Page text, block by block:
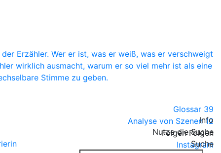
Glossar 39
Analyse von Szenen 12
FolgenFolgen
Instagram
Info
Nutze die Suche
Suche
Erzähler. Wer er ist, was er weiß, was er verschweigt
wirklich ausmacht, warum er so viel mehr ist als eine
Stimme zu geben.